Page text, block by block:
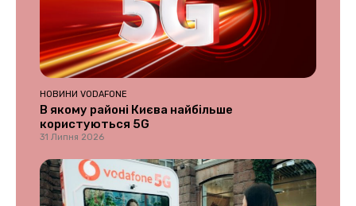
НОВИНИ VODAFONE
В якому районі Києва найбільше
користуються 5G
31 Липня 2026